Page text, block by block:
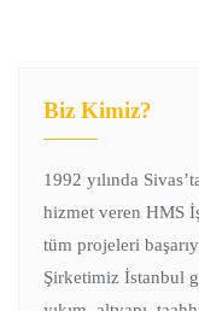
Biz Kimiz?
1992 yılında
hizmet veren HMS
tüm projeleri
Şirketimiz İstanbul